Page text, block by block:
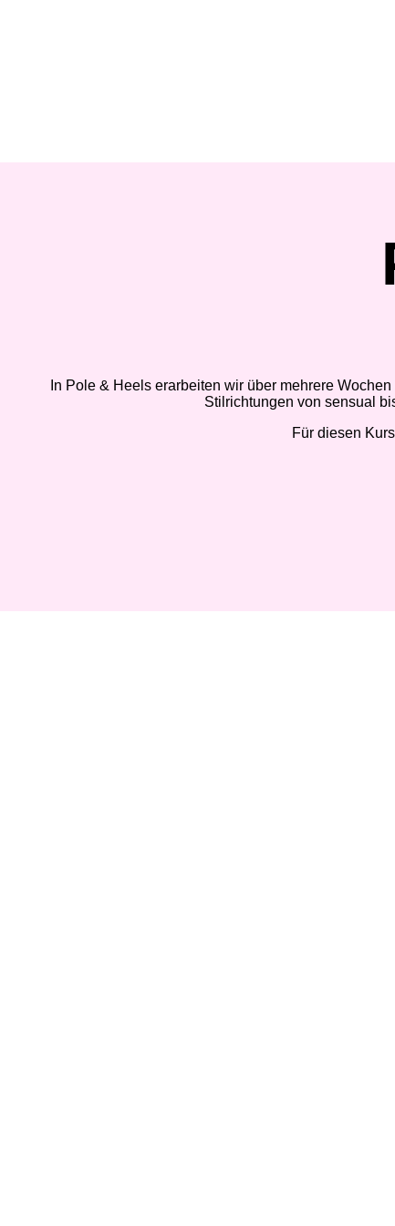
In Pole & Heels erarbeiten wir über mehrere
Stilrichtungen von sensual
Für diesen